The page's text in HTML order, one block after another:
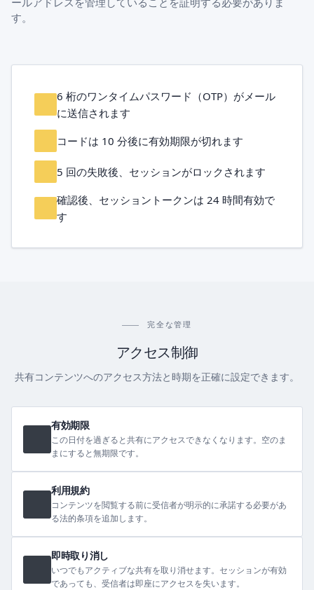
す。
6 桁のワンタイムパスワード（OTP）がメール
に送信されます
コードは 10 分後に有効期限が切れます
5 回の失敗後、セッションがロックされます
確認後、セッショントークンは 24 時間有効で
す
完全な管理
アクセス制御
共有コンテンツへのアクセス方法と時期を正確に設定できます。
有効期限
この日付を過ぎると共有にアクセスできなくなります。空のま
まにすると無期限です。
利用規約
コンテンツを閲覧する前に受信者が明示的に承諾する必要があ
る法的条項を追加します。
即時取り消し
いつでもアクティブな共有を取り消せます。セッションが有効
であっても、受信者は即座にアクセスを失います。